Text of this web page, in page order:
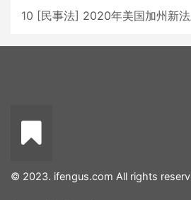
10 [民事法] 2020年美国加州新法
© 2023. ifengus.com All rights